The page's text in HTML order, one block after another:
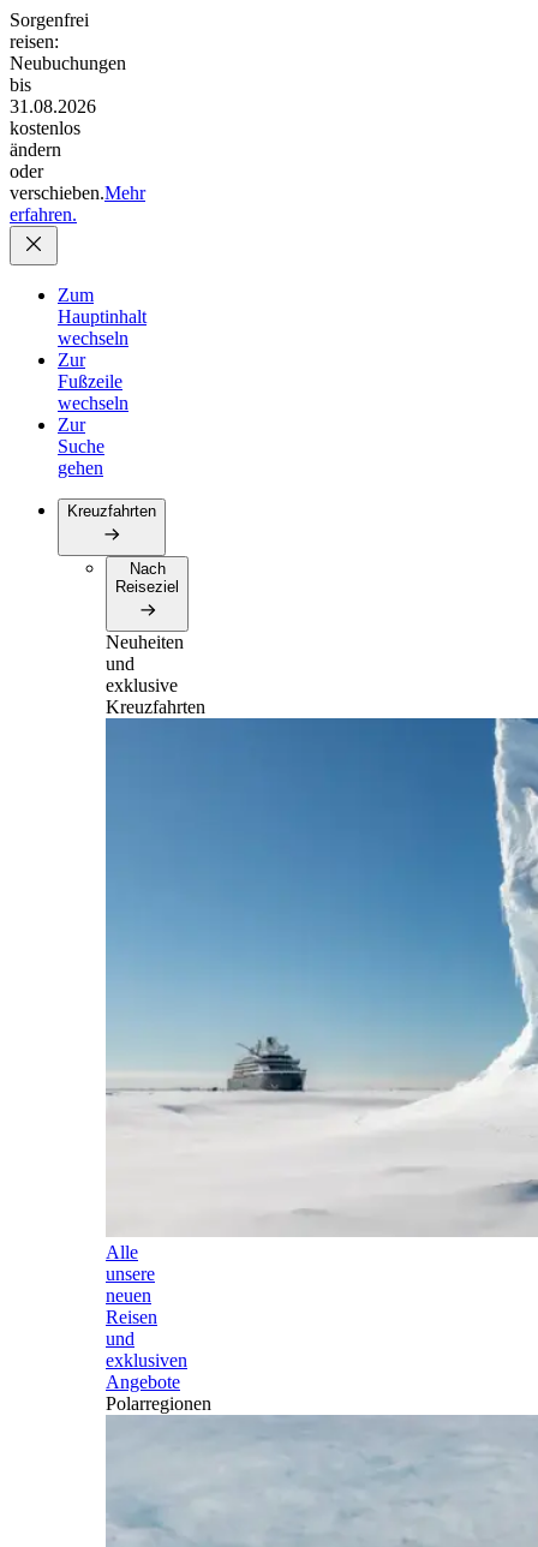
Sorgenfrei
reisen:
Neubuchungen
bis
31.08.2026
kostenlos
ändern
oder
verschieben.Mehr
erfahren.
Zum
Hauptinhalt
wechseln
Zur
Fußzeile
wechseln
Zur
Suche
gehen
Kreuzfahrten
Nach
Reiseziel
Neuheiten
und
exklusive
Kreuzfahrten
Alle
unsere
neuen
Reisen
und
exklusiven
Angebote
Polarregionen